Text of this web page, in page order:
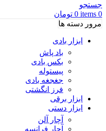
جستجو
0
items
0 تومان
مرور دسته ها
ابزار بادی
باد پاش
بکس بادی
پیستوله
جغجغه بادی
فرز انگشتی
ابزار برقی
ابزار دستی
آچار آلن
آچار فرانسه